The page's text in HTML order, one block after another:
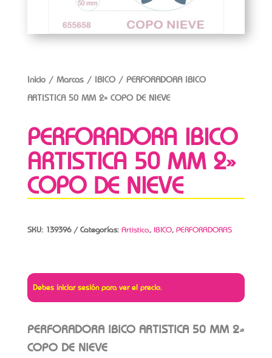
Inicio/ Marcas/ IBICO/ PERFORADORA IBICO
ARTISTICA 50 MM 2» COPO DE NIEVE
PERFORADORA IBICO
ARTISTICA 50 MM 2»
COPO DE NIEVE
SKU: 139396 Categorías: Artistica, IBICO, PERFORADORAS
Debes iniciar sesión para ver el precio.
PERFORADORA IBICO ARTISTICA 50 MM 2»
COPO DE NIEVE